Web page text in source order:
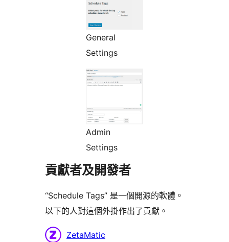
General
Settings
Admin
Settings
貢獻者及開發者
“Schedule Tags” 是一個開源的軟體。
以下的人對這個外掛作出了貢獻。
貢 ZetaMatic